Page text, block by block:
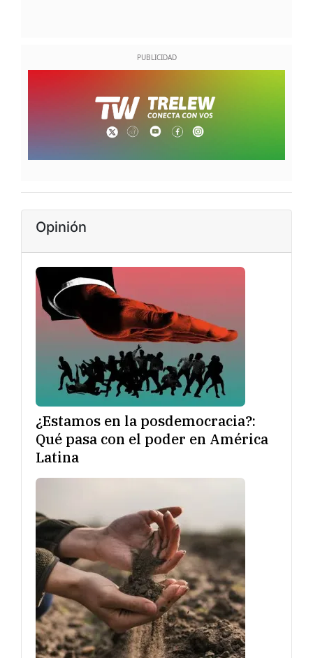
Opinión
¿Estamos en la posdemocracia?:
Qué pasa con el poder en América
Latina